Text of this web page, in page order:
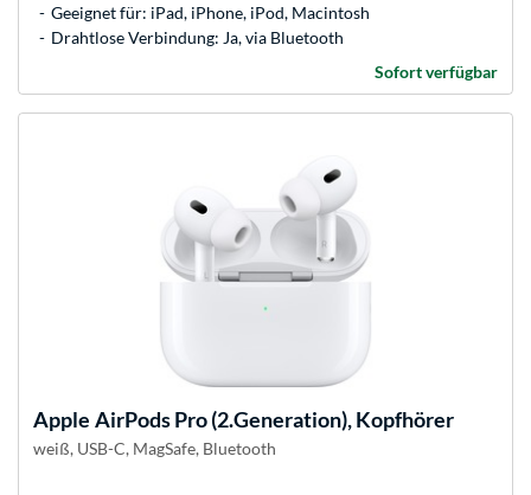
Geeignet für: iPad, iPhone, iPod, Macintosh
Drahtlose Verbindung: Ja, via Bluetooth
Sofort verfügbar
Apple AirPods Pro (2.Generation), Kopfhörer
weiß, USB-C, MagSafe, Bluetooth